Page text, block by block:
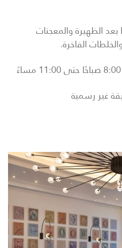
الظهيرة والمعجنات
الفاخرة.
8:00 صباحًا حتى 11:00 مساءً
غير رسمية